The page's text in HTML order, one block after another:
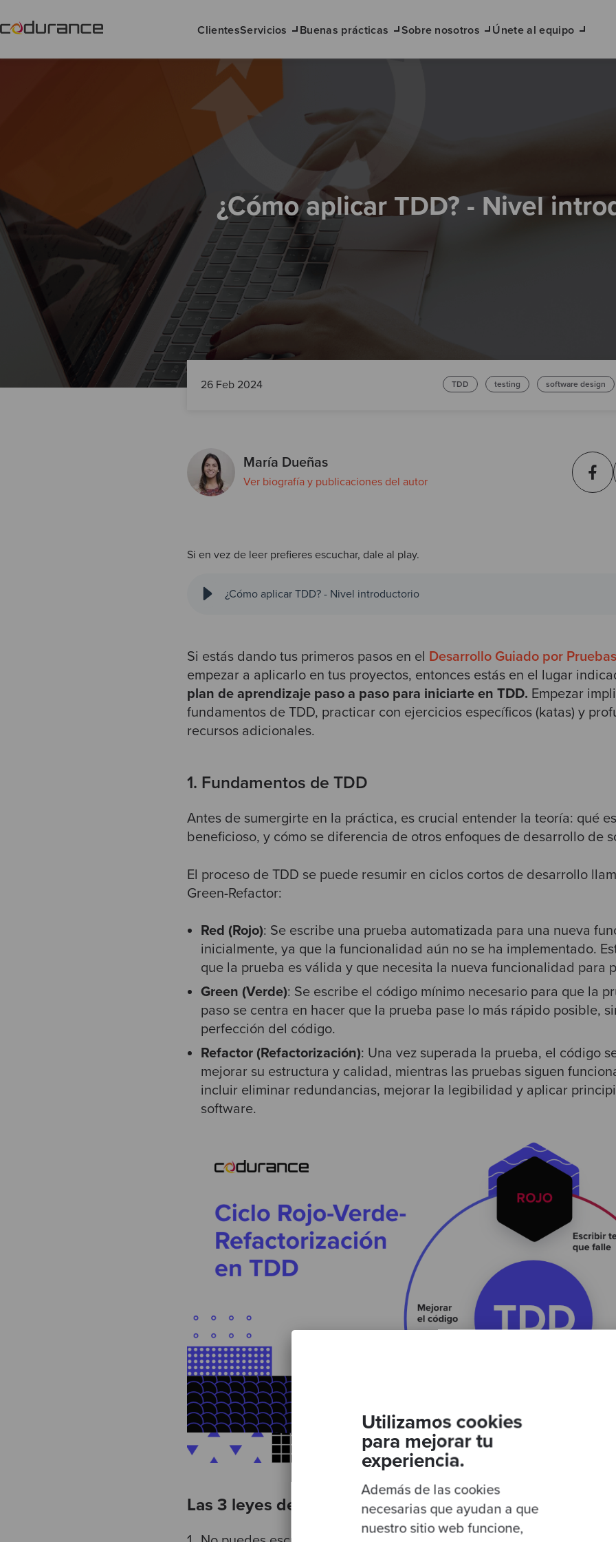
Utilizamos cookies
para mejorar tu
experiencia.
Además de las cookies
necesarias que ayudan a que
nuestro sitio web funcione,
ClientesServicios Buenas prácticas Sobre nosotros Únete al equipo
¿Cómo aplicar TDD? - Nivel
26 Feb 2024 TDD testing software design
María Dueñas
Ver biografía y publicaciones del autor
Si en vez de leer prefieres escuchar, dale al play.
¿Cómo aplicar TDD? - Nivel introductorio
Si estás dando tus primeros pasos en el Desarrollo Guiado por
empezar a aplicarlo en tus proyectos, entonces estás en el lugar
plan de aprendizaje paso a paso para iniciarte en TDD. Empezar
fundamentos de TDD, practicar con ejercicios específicos (katas) y
recursos adicionales.
1. Fundamentos de TDD
Antes de sumergirte en la práctica, es crucial entender la teoría: qué
beneficioso, y cómo se diferencia de otros enfoques de desarrollo de
El proceso de TDD se puede resumir en ciclos cortos de desarrollo
Green-Refactor:
Red (Rojo): Se escribe una prueba automatizada para una nueva
inicialmente, ya que la funcionalidad aún no se ha implementado.
que la prueba es válida y que necesita la nueva funcionalidad para
Green (Verde): Se escribe el código mínimo necesario para que la
paso se centra en hacer que la prueba pase lo más rápido posible,
perfección del código.
Refactor (Refactorización): Una vez superada la prueba, el código
mejorar su estructura y calidad, mientras las pruebas siguen
incluir eliminar redundancias, mejorar la legibilidad y aplicar
software.
Las 3 leyes del TDD